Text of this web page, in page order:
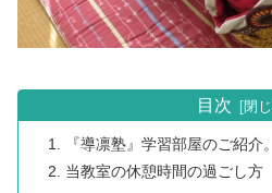
目次
『導凛塾』学習部屋のご紹介。
当教室の休憩時間の過ごし方